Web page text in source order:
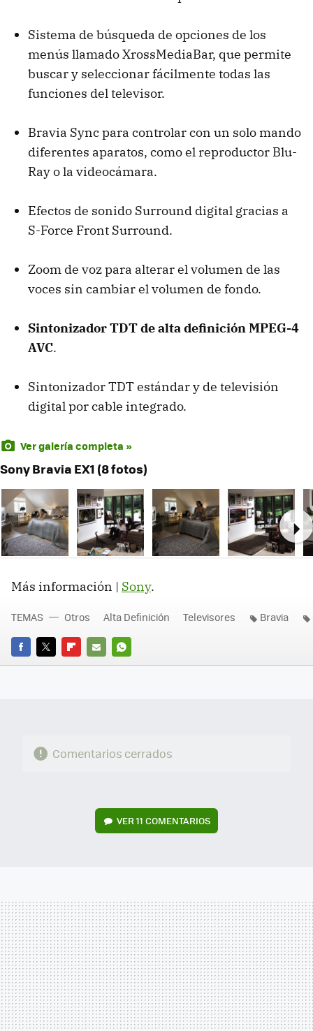
Sistema de búsqueda de opciones de los
menús llamado XrossMediaBar, que permite
buscar y seleccionar fácilmente todas las
funciones del televisor.
Bravia Sync para controlar con un solo mando
diferentes aparatos, como el reproductor Blu-
Ray o la videocámara.
Efectos de sonido Surround digital gracias a
S-Force Front Surround.
Zoom de voz para alterar el volumen de las
voces sin cambiar el volumen de fondo.
SintonizadorTDTde alta definición MPEG-4
AVC.
SintonizadorTDTestándar y de televisión
digital por cable integrado.
Ver galería completa »
Sony Bravia EX1 (8 fotos)
Más información | Sony.
FACEBOOK
TWITTERFLIPBOARD
E-
WHATSAPP
TEMAS Otros Alta Definición Televisores Bravia
Comentarios cerrados
VER 11 COMENTARIOS